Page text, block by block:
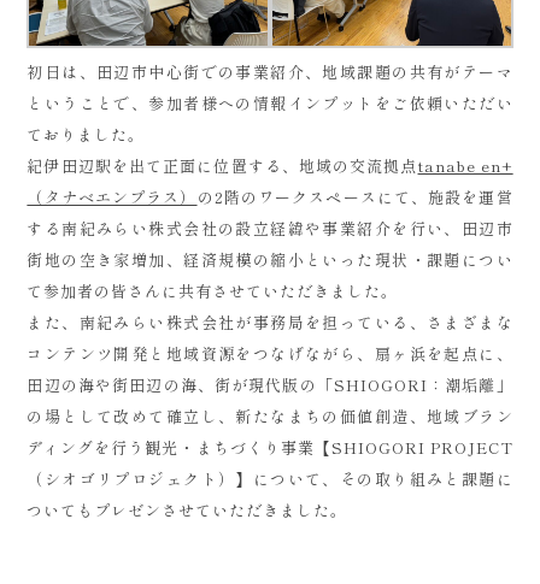
初日は、田辺市中心街での事業紹介、地域課題の共有がテーマ
ということで、参加者様への情報インプットをご依頼いただい
ておりました。
紀伊田辺駅を出て正面に位置する、地域の交流拠点tanabe en+
（タナベエンプラス） の2階のワークスペースにて、施設を運営
する南紀みらい株式会社の設立経緯や事業紹介を行い、田辺市
街地の空き家増加、経済規模の縮小といった現状・課題につい
て参加者の皆さんに共有させていただきました。
また、南紀みらい株式会社が事務局を担っている、さまざまな
コンテンツ開発と地域資源をつなげながら、扇ヶ浜を起点に、
田辺の海や街田辺の海、街が現代版の「SHIOGORI：潮垢離」
の場として改めて確立し、新たなまちの価値創造、地域ブラン
ディングを行う観光・まちづくり事業【SHIOGORI PROJECT
（シオゴリプロジェクト）】について、その取り組みと課題に
ついてもプレゼンさせていただきました。